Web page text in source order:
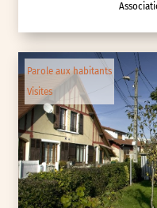
Parole aux habitants
Visites